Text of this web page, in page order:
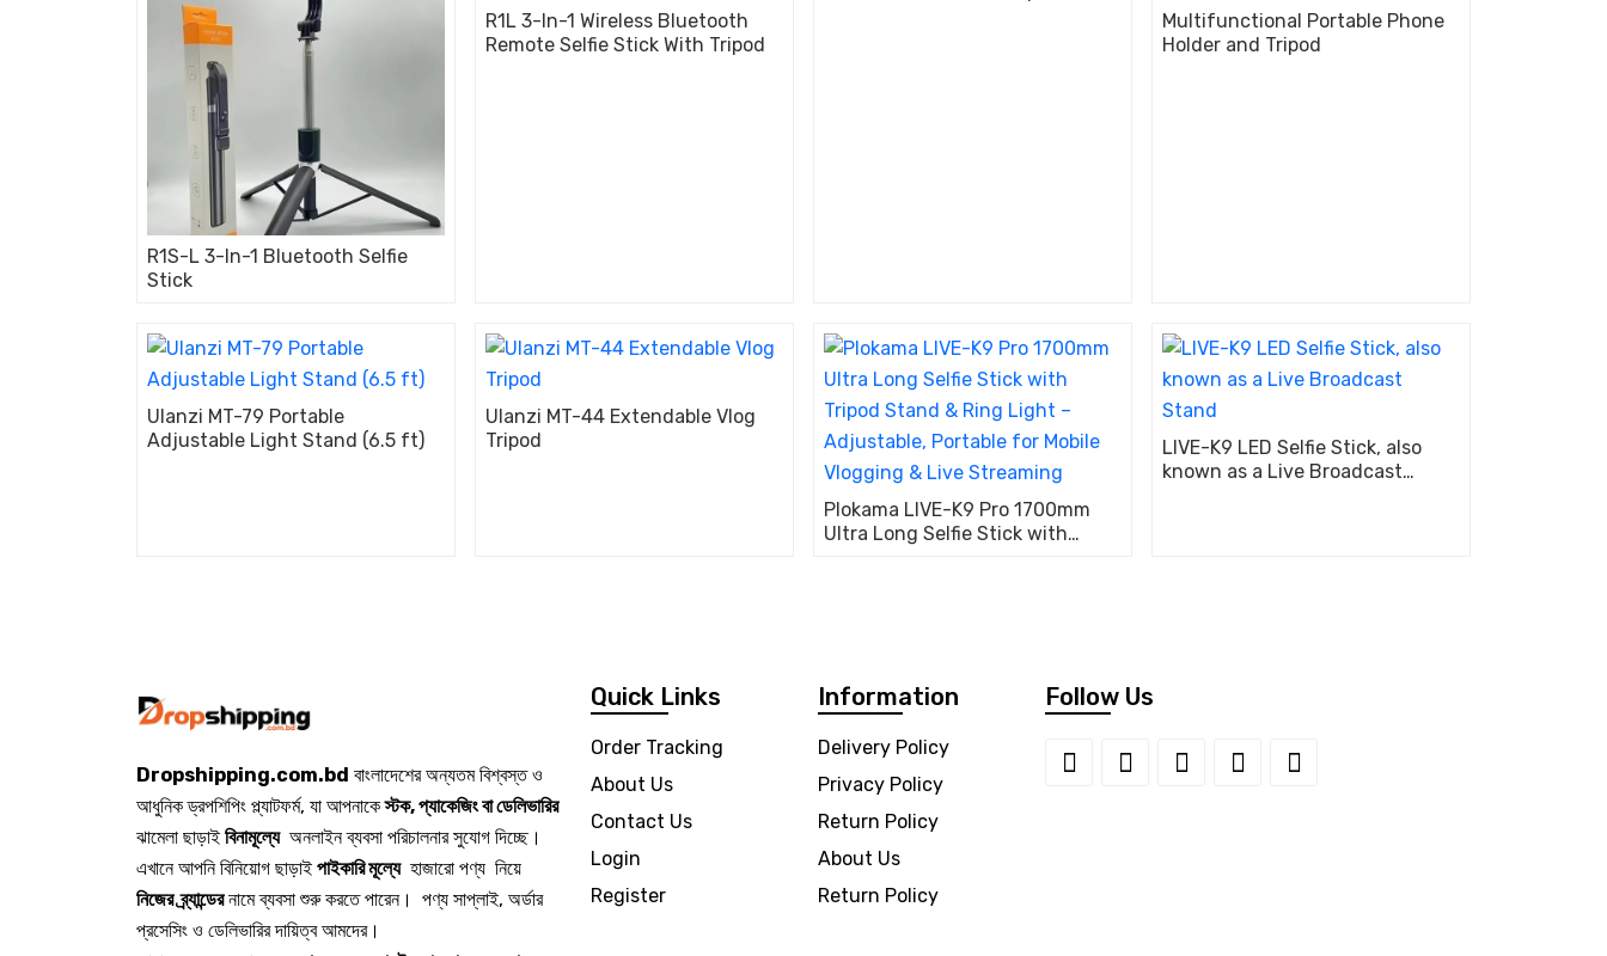
R1S-L 3-In-1 Bluetooth Selfie
Stick
R1L 3-In-1 Wireless Bluetooth
Remote Selfie Stick With Tripod
Multifunctional Portable Phone
Holder and Tripod
Ulanzi MT-79 Portable
Adjustable Light Stand (6.5 ft)
Ulanzi MT-44 Extendable Vlog
Tripod
Plokama LIVE-K9 Pro 1700mm
Ultra Long Selfie Stick with
LIVE-K9 LED Selfie Stick, also
known as a Live Broadcast
Dropshipping.com.bd বাংলাদেশের অন্যতম বিশ্বস্ত ও
আধুনিক ড্রপশিপিং প্ল্যাটফর্ম, যা আপনাকেস্টক, প্যাকেজিং বা ডেলিভারির
ঝামেলা ছাড়াই বিনামূল্যেঅনলাইন ব্যবসা পরিচালনার সুযোগ দিচ্ছে।
এখানে আপনি বিনিয়োগ ছাড়াই পাইকারি মূল্যেহাজারো পণ্য নিয়ে
নিজের ব্র্যান্ডেরনামে ব্যবসা শুরু করতে পারেন। পণ্য সাপ্লাই, অর্ডার
প্রসেসিং ও ডেলিভারির দায়িত্ব আমদের।
Quick Links
Order Tracking
About Us
Contact Us
Login
Register
Information
Delivery Policy
Privacy Policy
Return Policy
About Us
Return Policy
Follow Us